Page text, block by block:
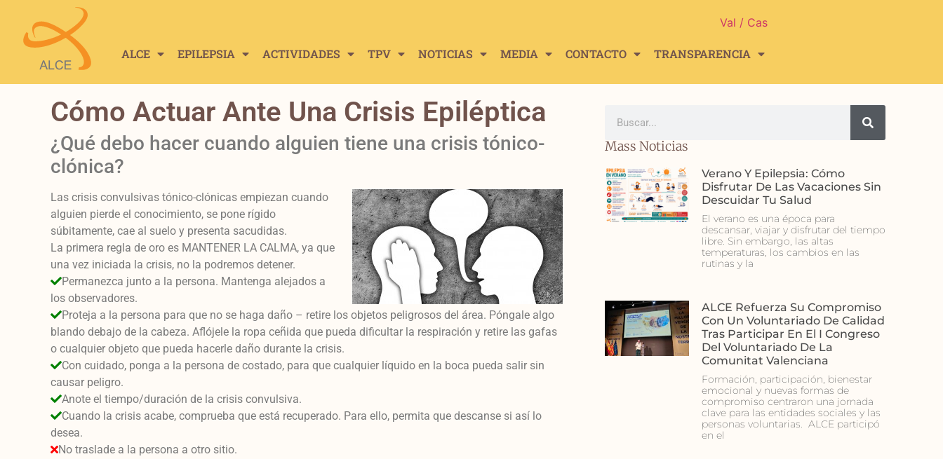
Val / Cas
ALCE EPILEPSIA ACTIVIDADES TPV NOTICIAS MEDIA CONTACTO TRANSPARENCIA
Cómo Actuar Ante Una Crisis Epiléptica
¿Qué debo hacer cuando alguien tiene una crisis tónico-
clónica?
Las crisis convulsivas tónico-clónicas empiezan cuando
alguien pierde el conocimiento, se pone rígido
súbitamente, cae al suelo y presenta sacudidas.
La primera regla de oro es MANTENER LA CALMA, ya que
una vez iniciada la crisis, no la podremos detener.
Permanezca junto a la persona. Mantenga alejados a
los observadores.
Proteja a la persona para que no se haga daño – retire los objetos peligrosos del área. Póngale algo
blando debajo de la cabeza. Aflójele la ropa ceñida que pueda dificultar la respiración y retire las gafas
o cualquier objeto que pueda hacerle daño durante la crisis.
Con cuidado, ponga a la persona de costado, para que cualquier líquido en la boca pueda salir sin
causar peligro.
Anote el tiempo/duración de la crisis convulsiva.
Cuando la crisis acabe, comprueba que está recuperado. Para ello, permita que descanse si así lo
desea.
No traslade a la persona a otro sitio.
Mass Noticias
Verano Y Epilepsia: Cómo
Disfrutar De Las Vacaciones Sin
Descuidar Tu Salud
El verano es una época para
descansar, viajar y disfrutar del tiempo
libre. Sin embargo, las altas
temperaturas, los cambios en las
rutinas y la
ALCE Refuerza Su Compromiso
Con Un Voluntariado De Calidad
Tras Participar En El I Congreso
Del Voluntariado De La
Comunitat Valenciana
Formación, participación, bienestar
emocional y nuevas formas de
compromiso centraron una jornada
clave para las entidades sociales y las
personas voluntarias. ALCE participó
en el